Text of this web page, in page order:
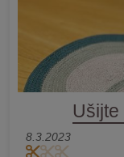
8.3.2023